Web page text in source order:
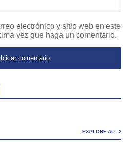
electrónico y sitio web en este
vez que haga un comentario.
EXPLORE ALL